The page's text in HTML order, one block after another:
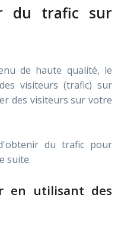
du trafic sur
de haute qualité, le
visiteurs (trafic) sur
des visiteurs sur votre
du trafic pour
suite.
en utilisant des